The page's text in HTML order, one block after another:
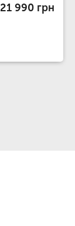
21 990 грн